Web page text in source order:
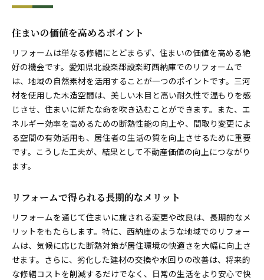
持続可能なリフォームの推進
設楽町の風土を生かしたデザインの提案
地域素材を活用した設楽町のリフォーム事例
地元の素材が持つ魅力とその活用法
設楽町の自然素材を生かした施工例
地材地消を進めるリフォームの利点
地域特色を反映したデザイン事例
素材の選択が住まいに与える影響
間取り変更で生活が変わる理由
リフォームで考慮すべき間取りのポイント
設楽町のニーズに合った間取り変更事例
快適な動線を確保するリフォーム
間取り変更による空間活用の工夫
住まいの価値を高めるポイント
リフォームは単なる修繕にとどまらず、住まいの価値を高める絶
好の機会です。愛知県北設楽郡設楽町西納庫でのリフォームで
は、地域の自然素材を活用することが一つのポイントです。三河
材を使用した木造空間は、美しい木目と高い耐久性で温もりを感
じさせ、住まいに新たな命を吹き込むことができます。また、エ
ネルギー効率を高めるための断熱性能の向上や、間取り変更によ
る空間の有効活用も、居住者の生活の質を向上させるために重要
です。こうした工夫が、結果として不動産価値の向上につながり
ます。
リフォームで得られる長期的なメリット
リフォームを通じて住まいに施される変更や改良は、長期的なメ
リットをもたらします。特に、西納庫のような地域でのリフォー
ムは、気候に応じた断熱対策が居住環境の快適さを大幅に向上さ
せます。さらに、劣化した建材の交換や水回りの改善は、将来的
な修繕コストを削減するだけでなく、日常の生活をより安心で快